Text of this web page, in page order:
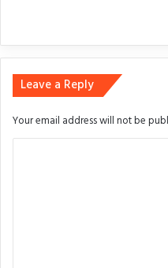
Leave a Reply
Your email address will not be